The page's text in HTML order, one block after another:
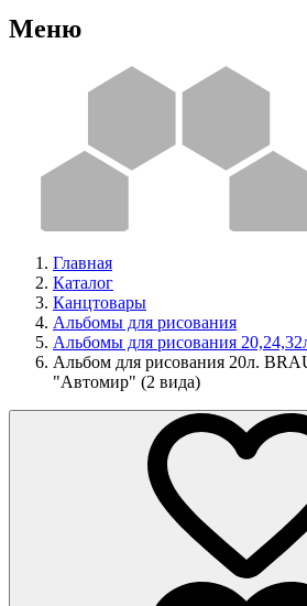
Меню
Главная
Каталог
Канцтовары
Альбомы для рисования
Альбомы для рисования
Альбом для рисования 20л.
"Автомир" (2 вида)